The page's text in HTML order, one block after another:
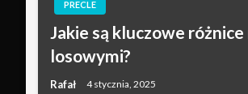
PRECLE
Jakie są kluczowe
losowymi?
Rafał 4 stycznia, 2025